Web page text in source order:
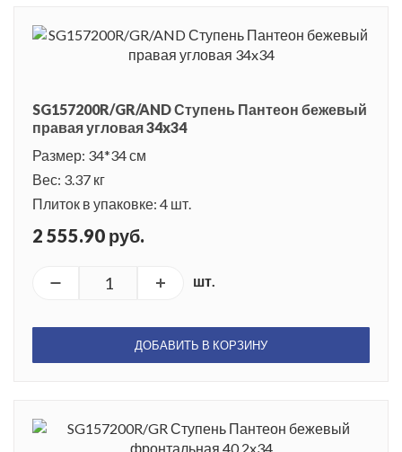
SG157200R/GR/AND Ступень Пантеон бежевый
правая угловая 34x34
Размер: 34*34 см
Вес: 3.37 кг
Плиток в упаковке: 4 шт.
2 555.90 руб.
шт.
ДОБАВИТЬ В КОРЗИНУ